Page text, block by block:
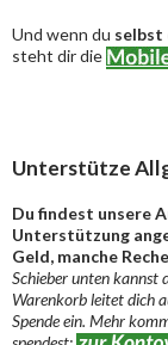
Und wenn du selbst
steht dir die
Unterstütze
Du findest unsere
Unterstützung
Geld, manche
Schieber unten kannst
Warenkorb leitet dich
Spende ein. Mehr